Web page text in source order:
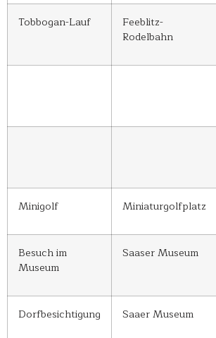
Tobbogan-Lauf
Feeblitz-
Rodelbahn
Minigolf Miniaturgolfplatz
Besuch im
Museum
Saaser Museum
Dorfbesichtigung Saaer Museum